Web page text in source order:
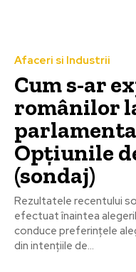
Afaceri si Industrii
Cum s-ar
românilor
Opțiunile
(sondaj)
Rezultatele recentului
efectuat înaintea
conduce preferințele
din intențiile de...